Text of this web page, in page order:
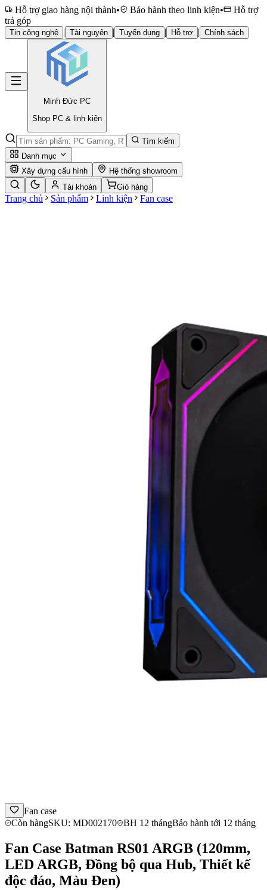
Hỗ trợ giao hàng nội thành• Bảo hành theo linh kiện•
Hỗ trợ
trả góp
Tin công nghệ | Tài nguyên | Tuyển dụng | Hỗ trợ | Chính sách
Minh Đức PC
Shop PC & linh kiện
Tìm kiếm
Danh mục
Xây dựng cấu hình
Hệ thống showroom
Tài khoản
Giỏ hàng
Trang chủ Sản phẩm Linh kiện Fan case
Fan case
Còn hàngSKU: MD002170 BH 12 thángBảo hành tới 12 tháng
Fan Case Batman RS01 ARGB (120mm,
LED ARGB, Đồng bộ qua Hub, Thiết kế
độc đáo, Màu Đen)